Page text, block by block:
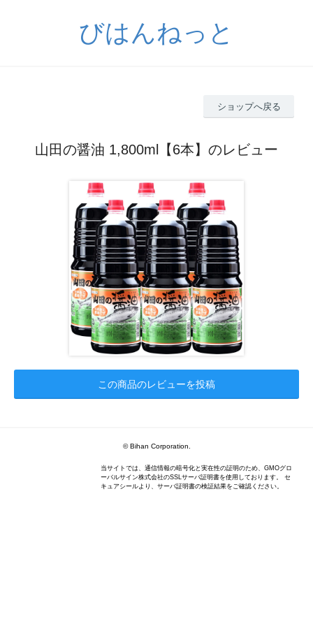
びはんねっと
ショップへ戻る
山田の醤油 1,800ml【6本】のレビュー
この商品のレビューを投稿
© Bihan Corporation.
当サイトでは、通信情報の暗号化と実在性の証明のため、GMOグロ
ーバルサイン株式会社のSSLサーバ証明書を使用しております。 セ
キュアシールより、サーバ証明書の検証結果をご確認ください。